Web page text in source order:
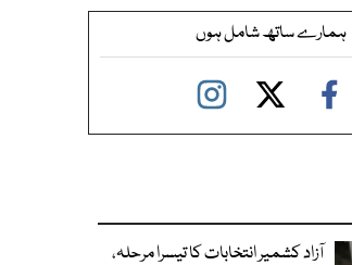
ہمارے ساتھ شامل ہوں
آزاد کشمیر انتخابات کا تیسرا مرحلہ،